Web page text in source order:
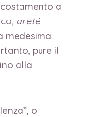
a
areté
medesima
pure il
alla
o